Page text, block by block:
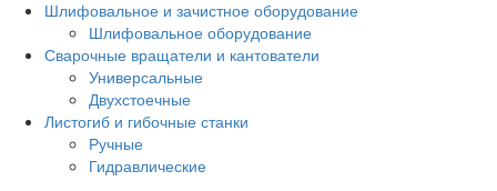
Шлифовальное и зачистное оборудование
Шлифовальное оборудование
Сварочные вращатели и кантователи
Универсальные
Двухстоечные
Листогиб и гибочные станки
Ручные
Гидравлические